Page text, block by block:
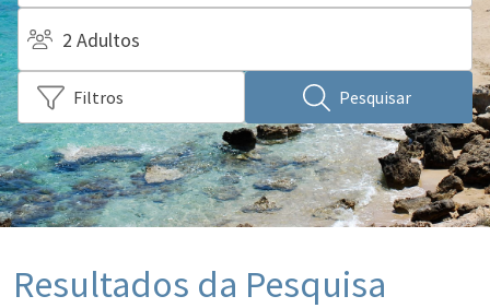
2 Adultos
Filtros Pesquisar
Resultados da Pesquisa